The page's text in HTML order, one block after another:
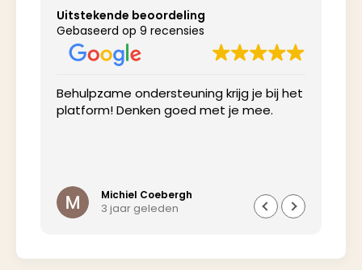
Uitstekende beoordeling
Gebaseerd op 9 recensies
Behulpzame ondersteuning krijg je bij het
platform! Denken goed met je mee.
Michiel Coebergh
3 jaar geleden